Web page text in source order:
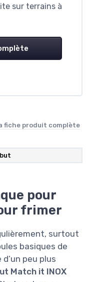
sur terrains à
fiche produit complète
pour
frimer
surtout
basiques de
peu plus
Match it INOX